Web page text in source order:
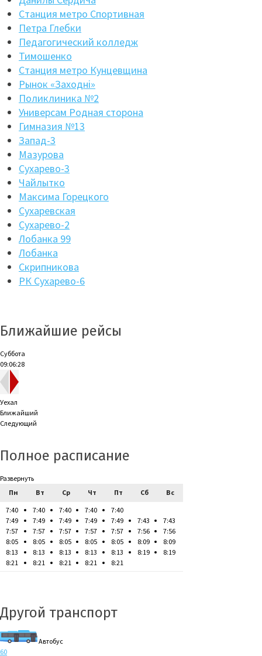
Станция метро Спортивная
Петра Глебки
Педагогический колледж
Тимошенко
Станция метро Кунцевщина
Рынок «Заходнi»
Поликлиника №2
Универсам Родная сторона
Гимназия №13
Запад-3
Мазурова
Сухарево-3
Чайлытко
Максима Горецкого
Сухаревская
Сухарево-2
Лобанка 99
Лобанка
Скрипникова
РК Сухарево-6
Ближайшие рейсы
Суббота
09:06:29
Уехал
Ближайший
Следующий
Полное расписание
Развернуть
Пн
Вт Ср Чт Пт Сб
Вс
7:40
7:49
7:57
8:05
8:13
8:21
7:40
7:49
7:57
8:05
8:13
8:21
7:40
7:49
7:57
8:05
8:13
8:21
7:40
7:49
7:57
8:05
8:13
8:21
7:40
7:49
7:57
8:05
8:13
8:21
7:43
7:56
8:09
8:19
7:43
7:56
8:09
8:19
Другой транспорт
Автобус
60